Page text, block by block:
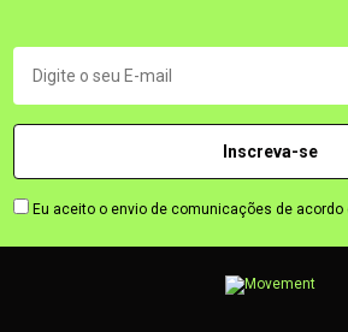
Eu aceito o envio de comunicações de